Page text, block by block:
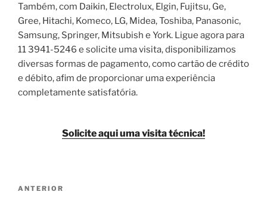
Também, com Daikin, Electrolux, Elgin, Fujitsu, Ge,
Gree, Hitachi, Komeco, LG, Midea, Toshiba, Panasonic,
Samsung, Springer, Mitsubish e York. Ligue agora para
11 3941-5246 e solicite uma visita, disponibilizamos
diversas formas de pagamento, como cartão de crédito
e débito, afim de proporcionar uma experiência
completamente satisfatória.
Solicite aqui uma visita técnica!
Navegação
Post
ANTERIOR